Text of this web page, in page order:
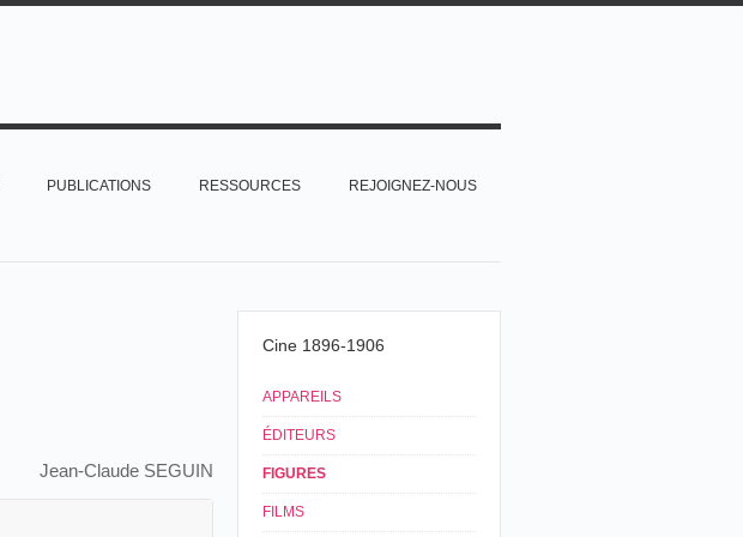
PUBLICATIONS RESSOURCES REJOIGNEZ-NOUS
Jean-Claude SEGUIN
Cine 1896-1906
APPAREILS
ÉDITEURS
FIGURES
FILMS